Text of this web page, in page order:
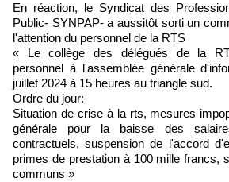
En réaction, le Syndicat des
Public- SYNPAP- a aussitôt sorti un
l'attention du personnel de la RTS
« Le collège des délégués de la
personnel à l'assemblée générale
juillet 2024 à 15 heures au triangle sud.
Ordre du jour:
Situation de crise à la rts, mesures
générale pour la baisse des
contractuels, suspension de l'accord
primes de prestation à 100 mille francs,
communs »